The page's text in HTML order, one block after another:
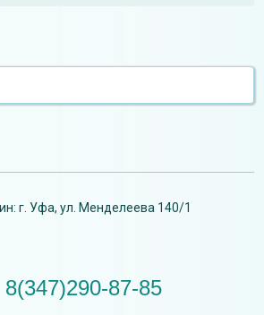
г. Уфа, ул. Менделеева 140/1
8(347)290-87-85